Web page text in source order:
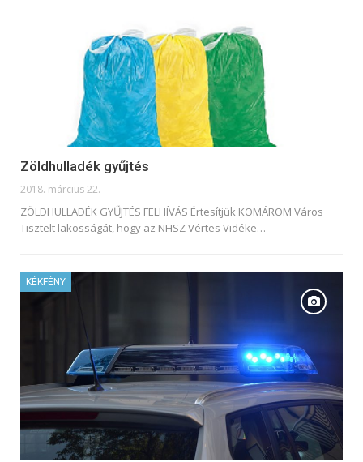
Zöldhulladék gyűjtés
2018. március 22.
ZÖLDHULLADÉK GYŰJTÉS FELHÍVÁS Értesítjük KOMÁROM Város
Tisztelt lakosságát, hogy az NHSZ Vértes Vidéke…
KÉKFÉNY